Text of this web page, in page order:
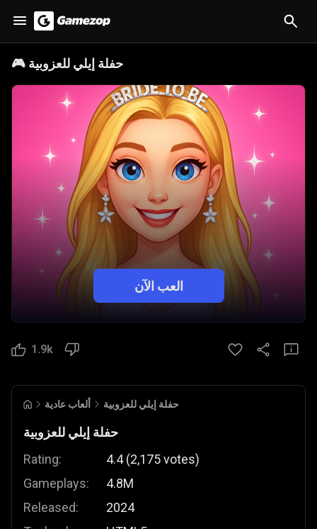
🎮 حفلة إيلي للعزوبية
العب الآن
1.9k
ألعاب عادية حفلة إيلي للعزوبية
حفلة إيلي للعزوبية
Rating:
Gameplays:
Released:
4.4 (2,175votes)
4.8M
2024